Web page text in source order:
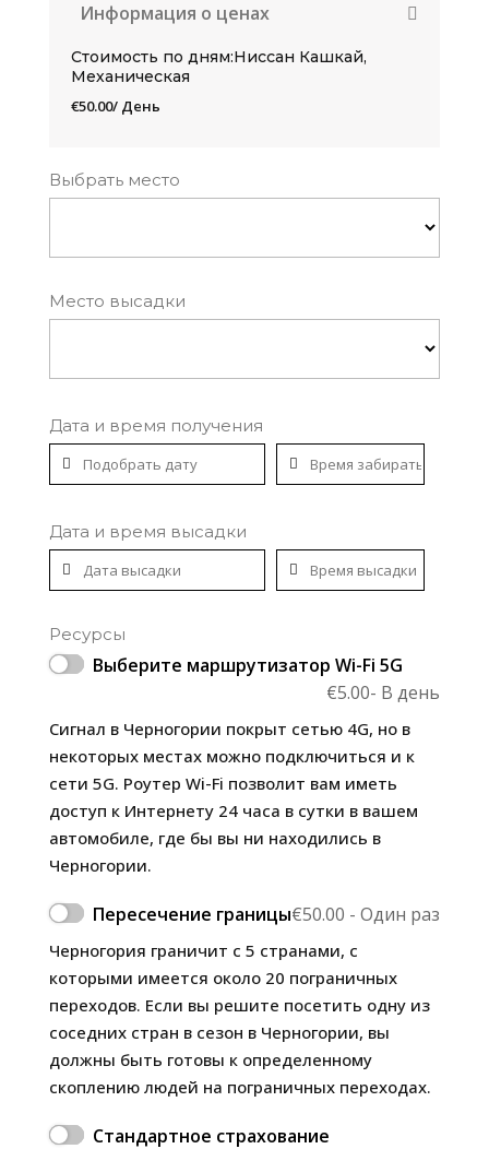
Информация о ценах
Стоимость по дням:Ниссан Кашкай,
Механическая
€50.00/ День
Выбрать место
Место высадки
Дата и время получения
Дата и время высадки
Ресурсы
Выберите маршрутизатор Wi-Fi 5G
€5.00- В день
Сигнал в Черногории покрыт сетью 4G, но в
некоторых местах можно подключиться и к
сети 5G. Роутер Wi-Fi позволит вам иметь
доступ к Интернету 24 часа в сутки в вашем
автомобиле, где бы вы ни находились в
Черногории.
Пересечение границы€50.00 - Один раз
Черногория граничит с 5 странами, с
которыми имеется около 20 пограничных
переходов. Если вы решите посетить одну из
соседних стран в сезон в Черногории, вы
должны быть готовы к определенному
скоплению людей на пограничных переходах.
Стандартное страхование